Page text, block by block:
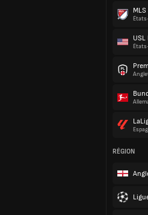
MLS
USL
RÉGION